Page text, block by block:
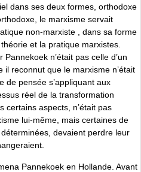
dans ses deux formes, orthodoxe
le marxisme servait
non-marxiste , dans sa forme
et la pratique marxistes.
n’était pas celle d’un
reconnut que le marxisme n’était
de pensée s’appliquant aux
réel de la transformation
certains aspects, n’était pas
lui-même, mais certaines de
devaient perdre leur
Pannekoek en Hollande. Avant